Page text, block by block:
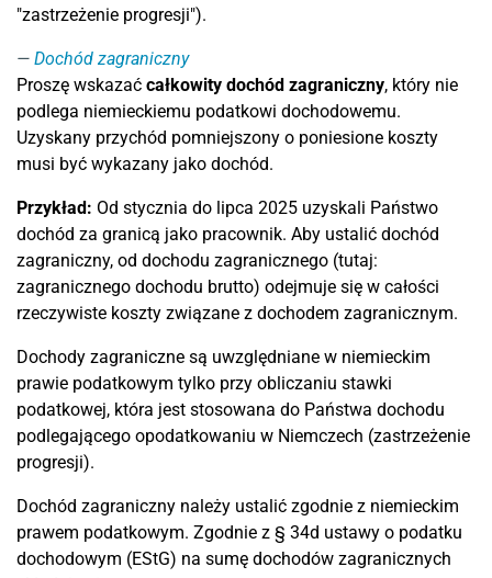
"zastrzeżenie progresji").
Dochód zagraniczny
Proszę wskazać całkowity dochód zagraniczny, który nie
podlega niemieckiemu podatkowi dochodowemu.
Uzyskany przychód pomniejszony o poniesione koszty
musi być wykazany jako dochód.
Przykład: Od stycznia do lipca 2025 uzyskali Państwo
dochód za granicą jako pracownik. Aby ustalić dochód
zagraniczny, od dochodu zagranicznego (tutaj:
zagranicznego dochodu brutto) odejmuje się w całości
rzeczywiste koszty związane z dochodem zagranicznym.
Dochody zagraniczne są uwzględniane w niemieckim
prawie podatkowym tylko przy obliczaniu stawki
podatkowej, która jest stosowana do Państwa dochodu
podlegającego opodatkowaniu w Niemczech (zastrzeżenie
progresji).
Dochód zagraniczny należy ustalić zgodnie z niemieckim
prawem podatkowym. Zgodnie z § 34d ustawy o podatku
dochodowym (EStG) na sumę dochodów zagranicznych